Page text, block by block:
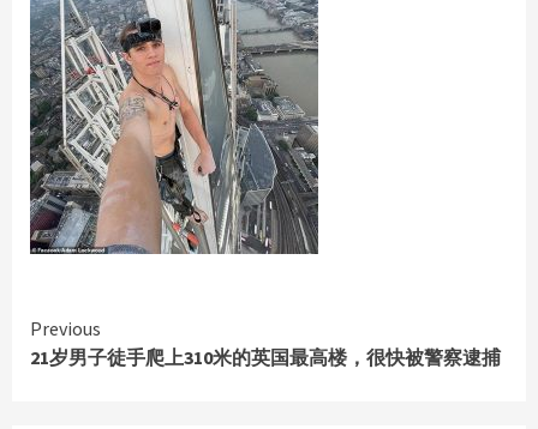
Continue
Reading
Previous
21岁男子徒手爬上310米的英国最高楼，很快被警察逮捕